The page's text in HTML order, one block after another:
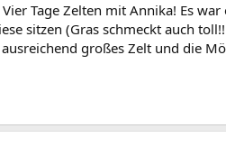
Tage Zelten mit Annika! Es
sitzen (Gras schmeckt auch
großes Zelt und die